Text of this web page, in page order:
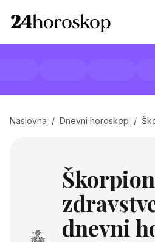
Naslovna / Dnevni horoskop /
Škorpion
dnevni